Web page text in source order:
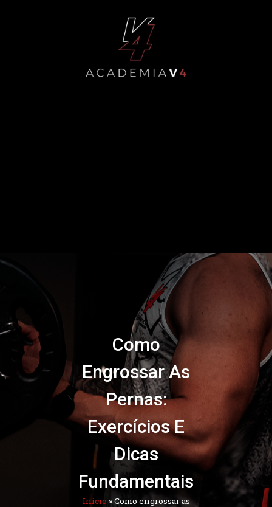
Como
Engrossar As
Pernas:
Exercícios E
Dicas
Fundamentais
Início »Como engrossar as